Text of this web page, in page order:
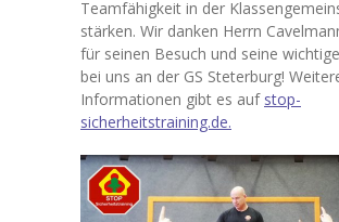
-- Schulverein
-- Beratung
Downloads
Kontakt
Teamfähigkeit in der
stärken. Wir danken Herrn
für seinen Besuch und seine
bei uns an der GS Steterburg!
Informationen gibt es auf stop-
sicherheitstraining.de.